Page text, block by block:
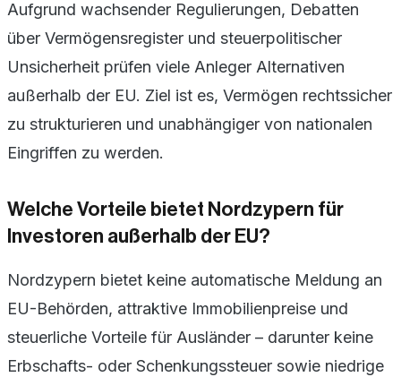
Aufgrund wachsender Regulierungen, Debatten
über Vermögensregister und steuerpolitischer
Unsicherheit prüfen viele Anleger Alternativen
außerhalb der EU. Ziel ist es, Vermögen rechtssicher
zu strukturieren und unabhängiger von nationalen
Eingriffen zu werden.
Welche Vorteile bietet Nordzypern für
Investoren außerhalb der EU?
Nordzypern bietet keine automatische Meldung an
EU-Behörden, attraktive Immobilienpreise und
steuerliche Vorteile für Ausländer – darunter keine
Erbschafts- oder Schenkungssteuer sowie niedrige